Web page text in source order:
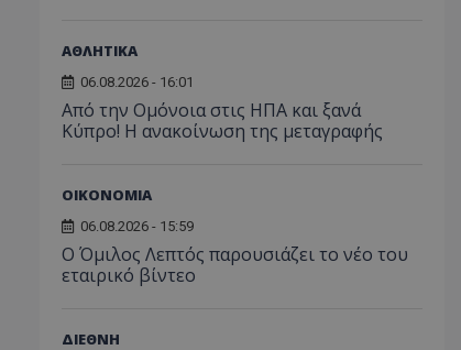
ΑΘΛΗΤΙΚΑ
06.08.2026 - 16:01
Από την Ομόνοια στις ΗΠΑ και ξανά
Κύπρο! Η ανακοίνωση της μεταγραφής
ΟΙΚΟΝΟΜΙΑ
06.08.2026 - 15:59
Ο Όμιλος Λεπτός παρουσιάζει το νέο του
εταιρικό βίντεο
ΔΙΕΘΝΗ